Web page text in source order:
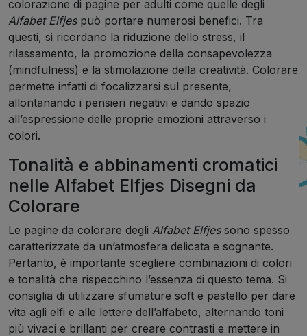
colorazione di pagine per adulti come quelle degli
Alfabet Elfjespuò portare numerosi benefici. Tra
questi, si ricordano la riduzione dello stress, il
rilassamento, la promozione della consapevolezza
(mindfulness) e la stimolazione della creatività. Colorare
permette infatti di focalizzarsi sul presente,
allontanando i pensieri negativi e dando spazio
all’espressione delle proprie emozioni attraverso i
colori.
Tonalità e abbinamenti cromatici
nelle Alfabet Elfjes Disegni da
Colorare
Le pagine da colorare degli Alfabet Elfjessono spesso
caratterizzate da un’atmosfera delicata e sognante.
Pertanto, è importante scegliere combinazioni di colori
e tonalità che rispecchino l’essenza di questo tema. Si
consiglia di utilizzare sfumature soft e pastello per dare
vita agli elfi e alle lettere dell’alfabeto, alternando toni
più vivaci e brillanti per creare contrasti e mettere in